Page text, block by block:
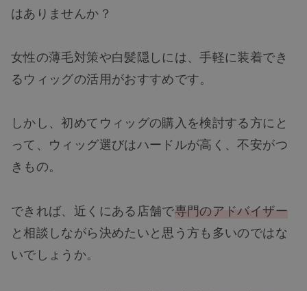
はありませんか？
女性の薄毛対策や白髪隠しには、手軽に装着でき
るウィッグの活用がおすすめです。
しかし、初めてウィッグの購入を検討する方にと
って、ウィッグ選びはハードルが高く、不安がつ
きもの。
できれば、近くにある店舗で専門のアドバイザー
と相談しながら決めたいと思う方も多いのではな
いでしょうか。